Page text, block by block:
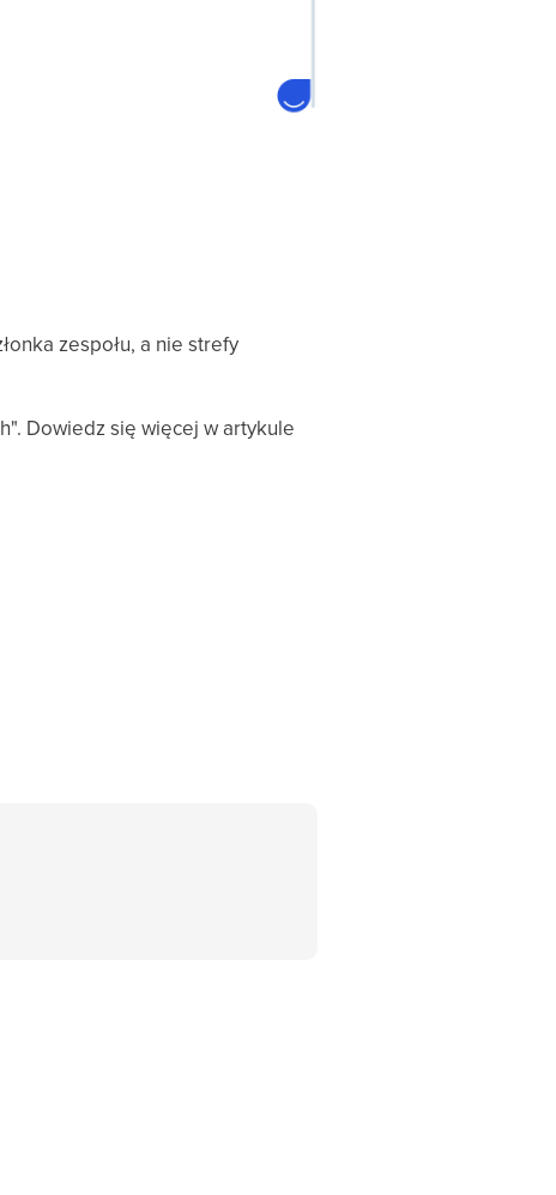
zespołu, a nie strefy
Dowiedz się więcej w artykule